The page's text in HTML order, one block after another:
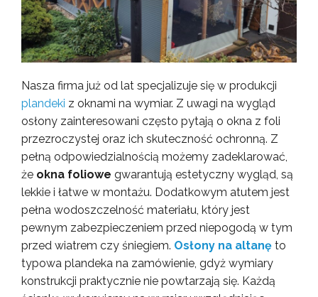
Nasza firma już od lat specjalizuje się w produkcji
plandeki z oknami na wymiar. Z uwagi na wygląd
osłony zainteresowani często pytają o okna z foli
przezroczystej oraz ich skuteczność ochronną. Z
pełną odpowiedzialnością możemy zadeklarować,
że okna foliowe gwarantują estetyczny wygląd, są
lekkie i łatwe w montażu. Dodatkowym atutem jest
pełna wodoszczelność materiału, który jest
pewnym zabezpieczeniem przed niepogodą w tym
przed wiatrem czy śniegiem. Osłony na altanę to
typowa plandeka na zamówienie, gdyż wymiary
konstrukcji praktycznie nie powtarzają się. Każdą